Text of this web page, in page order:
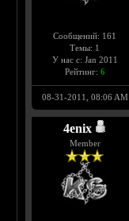
Сообщений: 161
Темы: 1
У нас с: Jan 2011
Рейтинг: 6
08-31-2011, 08:06 AM
4enix
Member